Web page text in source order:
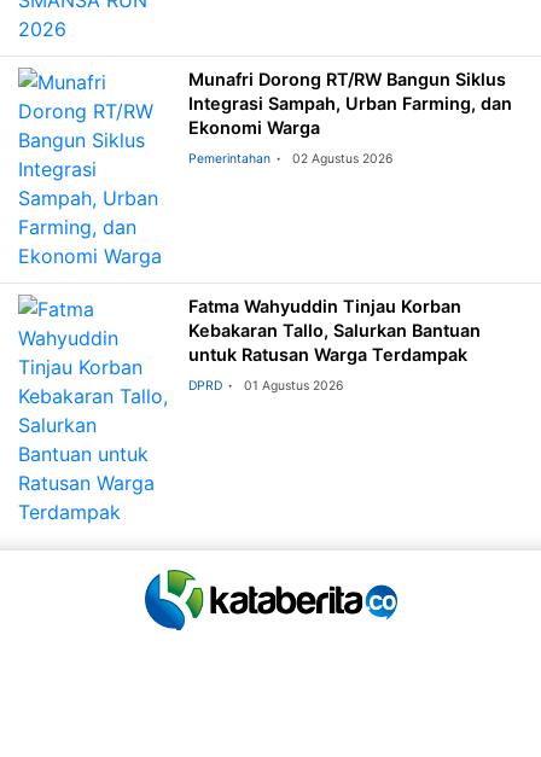
Munafri Dorong RT/RW Bangun Siklus
Integrasi Sampah, Urban Farming, dan
Ekonomi Warga
Pemerintahan 02 Agustus 2026
Fatma Wahyuddin Tinjau Korban
Kebakaran Tallo, Salurkan Bantuan
untuk Ratusan Warga Terdampak
DPRD 01 Agustus 2026